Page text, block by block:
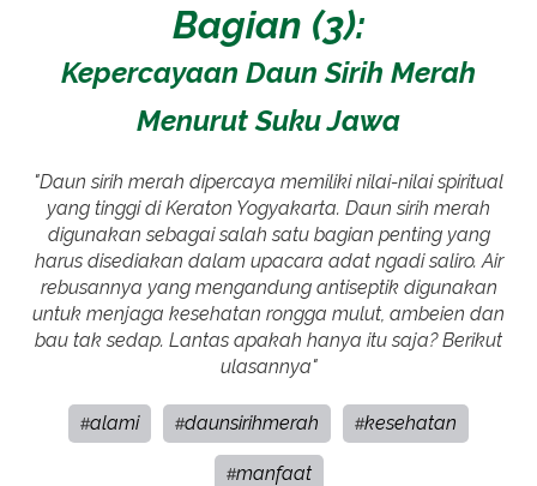
Bagian (3):
Kepercayaan Daun Sirih Merah
Menurut Suku Jawa
"Daun sirih merah dipercaya memiliki nilai-nilai spiritual
yang tinggi di Keraton Yogyakarta. Daun sirih merah
digunakan sebagai salah satu bagian penting yang
harus disediakan dalam upacara adat ngadi saliro. Air
rebusannya yang mengandung antiseptik digunakan
untuk menjaga kesehatan rongga mulut, ambeien dan
bau tak sedap. Lantas apakah hanya itu saja? Berikut
ulasannya"
#alami #daunsirihmerah #kesehatan
#manfaat